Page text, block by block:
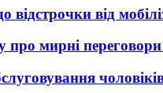
від
про мирні переговори